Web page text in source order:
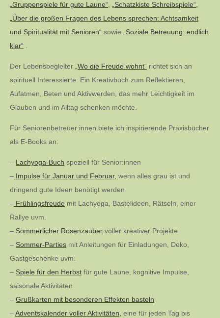
„Gruppenspiele für gute Laune“
„Schatzkiste Schreibspiele“,
„Über die großen Fragen des Lebens sprechen: Achtsamkeit
und Spiritualität mit Senioren“ sowie
„Soziale Betreuung: endlich
klar“
Der Lebensbegleiter „Wo die Freude wohnt“ richtet sich an
spirituell Interessierte: Ein Kreativbuch zum Reflektieren,
Aufatmen, Beten und Aktivwerden, das mehr Leichtigkeit im
Glauben und im Alltag schenken möchte.
Für Seniorenbetreuer:innen biete ich inspirierende Praxisbücher
als E-Books an:
– Lachyoga-Buch speziell für Senior:innen
– Impulse für Januar und Februar, wenn alles grau ist und
dringend gute Ideen benötigt werden
– Frühlingsfreude mit Lachyoga, Bastelideen, Rätseln, einer
Rallye uvm.
– Sommerlicher Rosenzauber voller kreativer Projekte
– Sommer-Parties mit Anleitungen für Einladungen, Deko,
Gastgeschenke uvm.
– Spiele für den Herbst für gute Laune, kognitive Impulse,
saisonale Aktivitäten
– Grußkarten mit besonderen Effekten basteln
–Adventskalender voller Aktivitäten, eine für jeden Tag bis